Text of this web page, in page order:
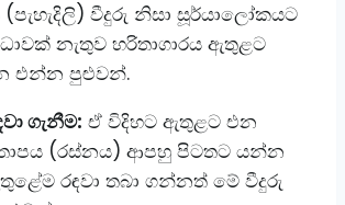
(පැහැදිලි) වීදුරු නිසා සූර්යාලෝකයට
නැතුව හරිතාගාරය ඇතුළට
එන්න පුළුවන්.
ගැනීම: ඒ විදිහට ඇතුළට එන
(රස්නය) ආපහු පිටතට යන්න
රඳවා තබා ගන්නත් මේ වීදුරු